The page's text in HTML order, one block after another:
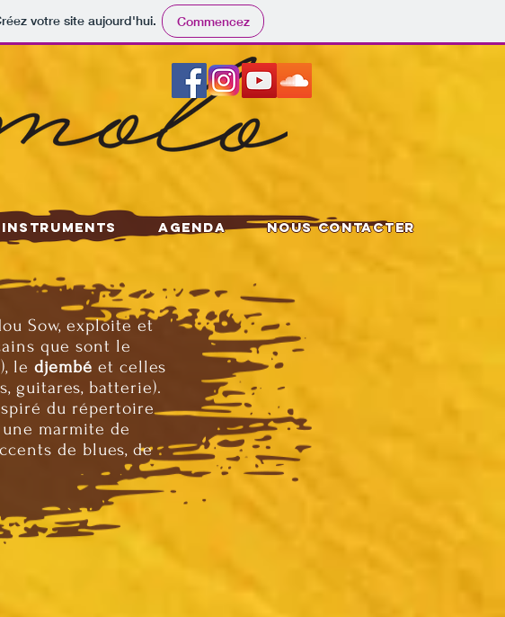
votre site aujourd'hui. Commencez
Sow, exploite et
que sont le
le djembé et celles
guitares, batterie).
du répertoire
une marmite de
de blues, de
instruments Agenda Nous contacter